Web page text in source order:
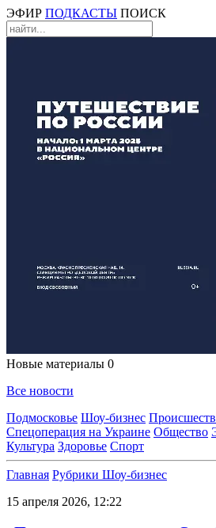
ЭФИР ПОДКАСТЫ ПОИСК
Новые материалы 0
Все новости
Подмосковье Шоу-бизнес
Спецоперация на Украине Общество
Культура Здоровье Спорт
Главная Рубрики Шоу-бизнес
15 апреля 2026, 12:22